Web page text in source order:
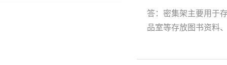
答：密集架主要用于
品室等存放图书资料